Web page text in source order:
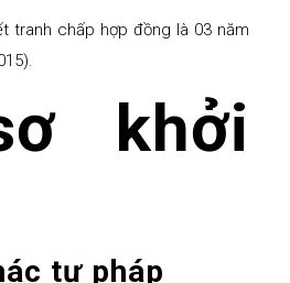
tranh chấp hợp đồng là 03 năm
khởi
tư pháp